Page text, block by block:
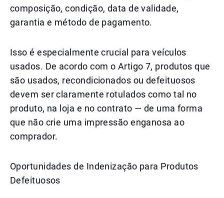
composição, condição, data de validade,
garantia e método de pagamento.
Isso é especialmente crucial para veículos
usados. De acordo com o Artigo 7, produtos que
são usados, recondicionados ou defeituosos
devem ser claramente rotulados como tal no
produto, na loja e no contrato — de uma forma
que não crie uma impressão enganosa ao
comprador.
Oportunidades de Indenização para Produtos
Defeituosos